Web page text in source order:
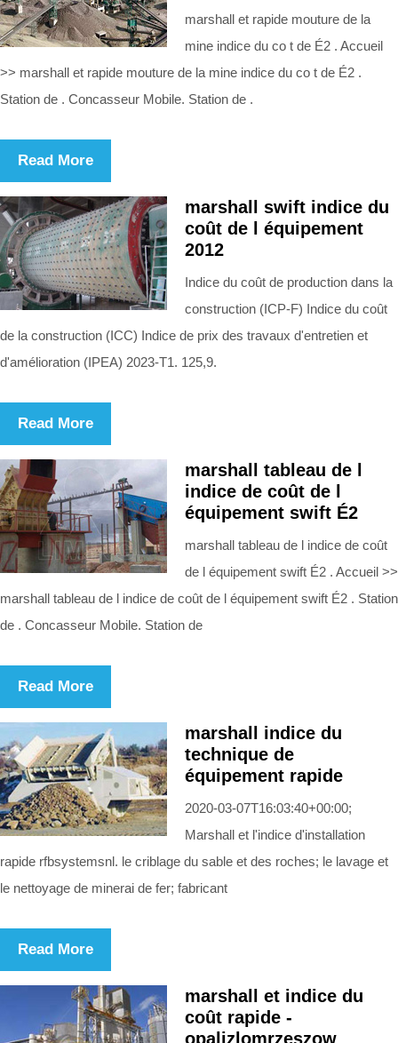
marshall et rapide mouture de la
mine indice du co t de É2 . Accueil
>> marshall et rapide mouture de la mine indice du co t de É2 .
Station de . Concasseur Mobile. Station de .
Read More
marshall swift indice du
coût de l équipement
2012
Indice du coût de production dans la
construction (ICP-F) Indice du coût
de la construction (ICC) Indice de prix des travaux d'entretien et
d'amélioration (IPEA) 2023-T1. 125,9.
Read More
marshall tableau de l
indice de coût de l
équipement swift É2
marshall tableau de l indice de coût
de l équipement swift É2 . Accueil >>
marshall tableau de l indice de coût de l équipement swift É2 . Station
de . Concasseur Mobile. Station de
Read More
marshall indice du
technique de
équipement rapide
2020-03-07T16:03:40+00:00;
Marshall et l'indice d'installation
rapide rfbsystemsnl. le criblage du sable et des roches; le lavage et
le nettoyage de minerai de fer; fabricant
Read More
marshall et indice du
coût rapide -
opalizlomrzeszow